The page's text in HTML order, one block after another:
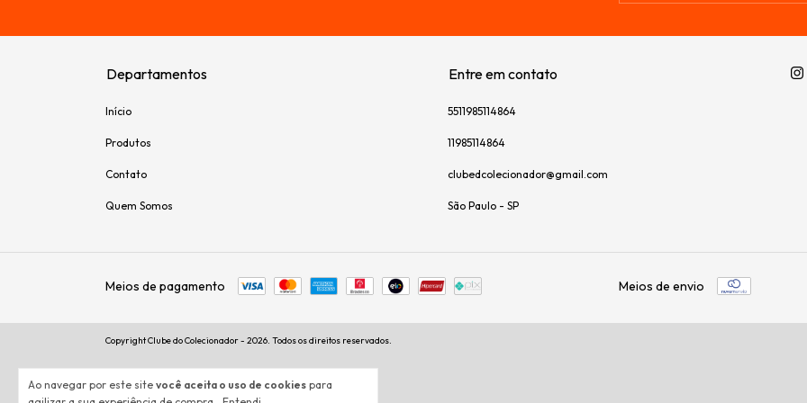
Ao navegar por este site você aceita o uso de cookies para
Departamentos
Início
Produtos
Contato
Quem Somos
Entre em contato
5511985114864
11985114864
clubedcolecionador@gmail.com
São Paulo - SP
Meios de pagamento Meios de envio
Copyright Clube do Colecionador - 2026. Todos os direitos reservados.